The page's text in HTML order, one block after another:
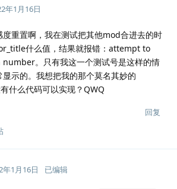
年1月16日
重置啊，我在测试把其他mod合进去的时
什么值，结果就报错：attempt to
。只有我这一个测试号是这样的情
示的。我想把我的那个莫名其妙的
什么代码可以实现？QWQ
回复
年1月16日 已编辑